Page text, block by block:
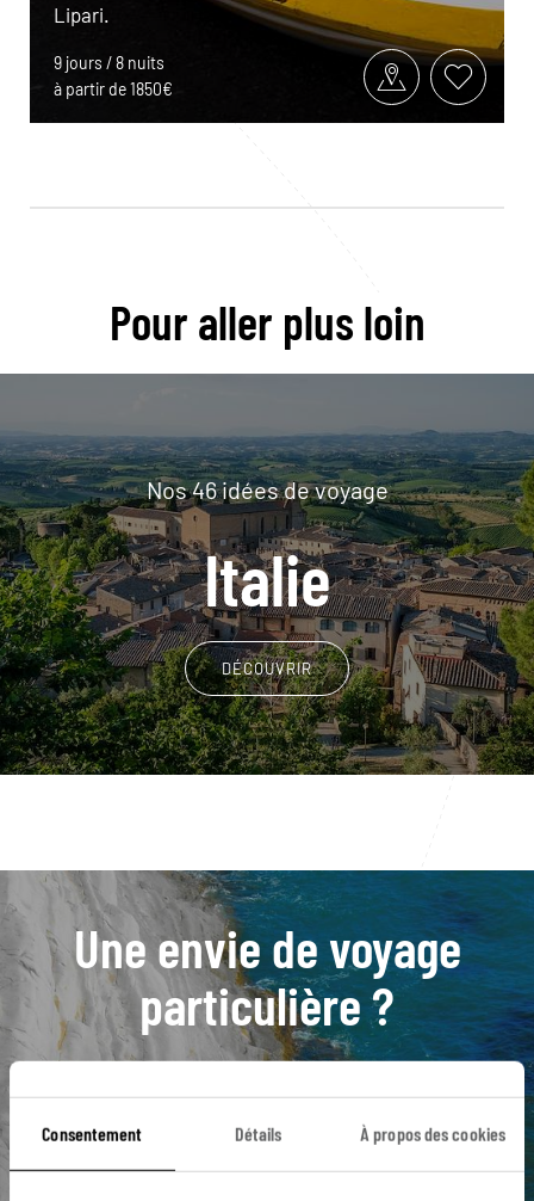
Consentement Détails À propos des cookies
Lipari.
9 jours / 8 nuits
à partir de 1850€
Pour aller plus loin
Nos 46 idées de voyage
Italie
DÉCOUVRIR
Une envie de voyage
particulière ?
Îles Éoliennes Marina Corta Mer Tyrrhénienne
Panarea Salina Lipari